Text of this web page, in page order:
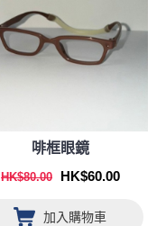
啡框眼鏡
HK$80.00 HK$60.00
加入購物車